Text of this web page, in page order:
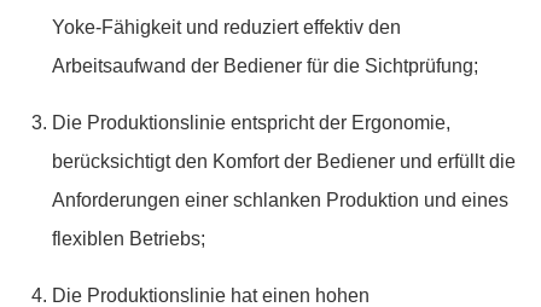
Yoke-Fähigkeit und reduziert effektiv den
Arbeitsaufwand der Bediener für die Sichtprüfung;
Die Produktionslinie entspricht der Ergonomie,
berücksichtigt den Komfort der Bediener und erfüllt die
Anforderungen einer schlanken Produktion und eines
flexiblen Betriebs;
Die Produktionslinie hat einen hohen